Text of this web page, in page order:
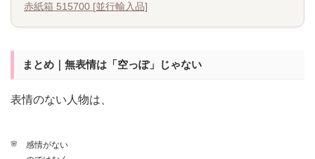
赤紙箱 515700 [並行輸入品]
まとめ｜無表情は「空っぽ」じゃない
表情のない人物は、
感情がない